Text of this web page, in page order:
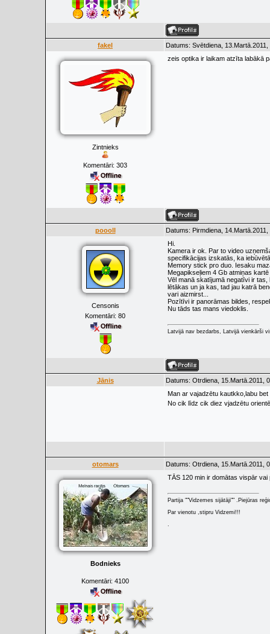
fakel Datums: Svētdiena,
Zintnieks
Komentāri: 303
zeis optika ir laikam atzīta labākā
poooll Datums: Pirmdiena,
Censonis
Komentāri: 80
Hi.
Kamera ir ok. Par to video
specifikācijas izskatās, ka
Memory stick pro duo. Iesaku
Megapikseļiem 4 Gb atmiņas
Vēl manā skatījumā negatīvi ir
lētākas un ja kas, tad jau katrā
vari aizmirst...
Pozītīvi ir panorāmas bildes,
Nu tāds tas mans viedoklis.
Latvijā nav bezdarbs, Latvijā vienkārši
Jānis
Datums: Otrdiena, 15.Martā.2011,
Man ar vajadzētu kautkko,labu bet
No cik līdz cik diez vjadzētu
otomars Datums: Otrdiena, 15.Martā.2011,
Bodnieks
Komentāri: 4100
TĀS 120 min ir domātas vispār
Partija ""Vidzemes sijātāji"" .Piejūras
Par vienotu ,stipru Vidzemi!!!
.